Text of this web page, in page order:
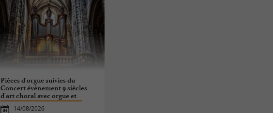
Pièces d'orgue suivies du
Concert évènement 9 siècles
d'art choral avec orgue et
quatuor à cordes
14/08/2026